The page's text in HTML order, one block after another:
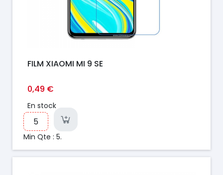
FILM XIAOMI MI 9 SE
0,49 €
En stock
Min Qte : 5.